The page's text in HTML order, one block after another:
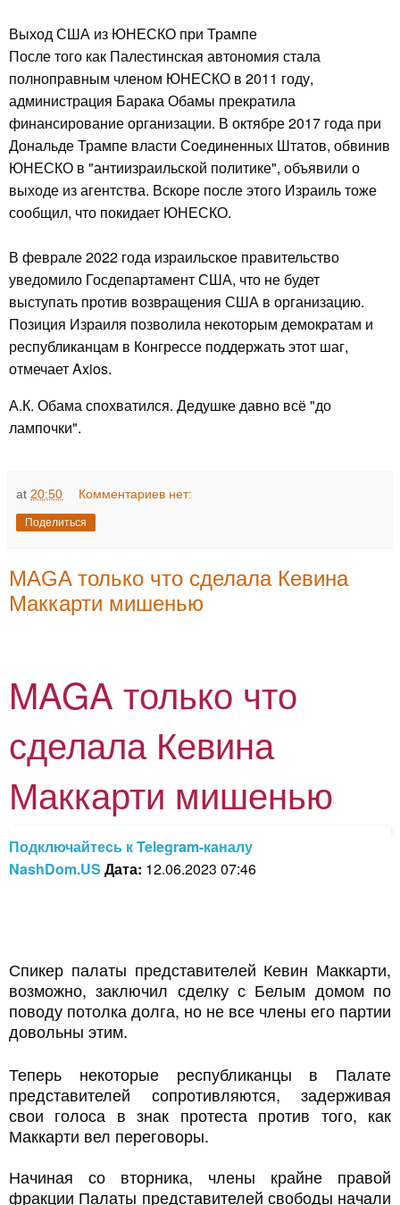
Выход США из ЮНЕСКО при Трампе
После того как Палестинская автономия стала
полноправным членом ЮНЕСКО в 2011 году,
администрация Барака Обамы прекратила
финансирование организации. В октябре 2017 года при
Дональде Трампе власти Соединенных Штатов, обвинив
ЮНЕСКО в "антиизраильской политике", объявили о
выходе из агентства. Вскоре после этого Израиль тоже
сообщил, что покидает ЮНЕСКО.
В феврале 2022 года израильское правительство
уведомило Госдепартамент США, что не будет
выступать против возвращения США в организацию.
Позиция Израиля позволила некоторым демократам и
республиканцам в Конгрессе поддержать этот шаг,
отмечает Axios.
А.К. Обама спохватился. Дедушке давно всё "до
лампочки".
at 20:50 Комментариев нет:
Поделиться
MAGA только что сделала Кевина
Маккарти мишенью
MAGA только что
сделала Кевина
Маккарти мишенью
Подключайтесь к Telegram-каналу
NashDom.US Дата: 12.06.2023 07:46
Спикер палаты представителей Кевин Маккарти,
возможно, заключил сделку с Белым домом по
поводу потолка долга, но не все члены его партии
довольны этим.
Теперь некоторые республиканцы в Палате
представителей сопротивляются, задерживая
свои голоса в знак протеста против того, как
Маккарти вел переговоры.
Начиная со вторника, члены крайне правой
фракции Палаты представителей свободы начали